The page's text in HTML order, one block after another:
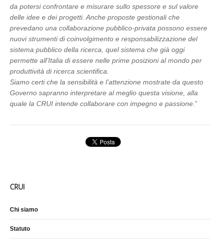
da potersi confrontare e misurare sullo spessore e sul valore
delle idee e dei progetti. Anche proposte gestionali che
prevedano una collaborazione pubblico-privata possono essere
nuovi strumenti di coinvolgimento e responsabilizzazione del
sistema pubblico della ricerca, quel sistema che già oggi
permette all’Italia di essere nelle prime posizioni al mondo per
produttività di ricerca scientifica.
Siamo certi che la sensibilità e l’attenzione mostrate da questo
Governo sapranno interpretare al meglio questa visione, alla
quale la CRUI intende collaborare con impegno e passione .”
CRUI
Chi siamo
Statuto